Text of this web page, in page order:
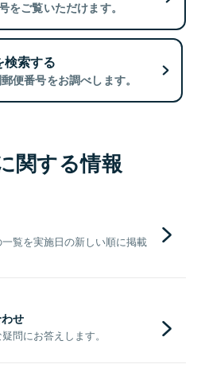
をご覧いただけます。
索する
便番号をお調べします。
関する情報
覧を実施日の新しい順に掲載
せ
問にお答えします。